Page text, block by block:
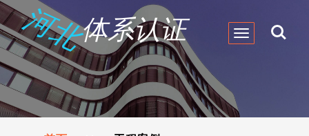
Toggle
河北体系认证